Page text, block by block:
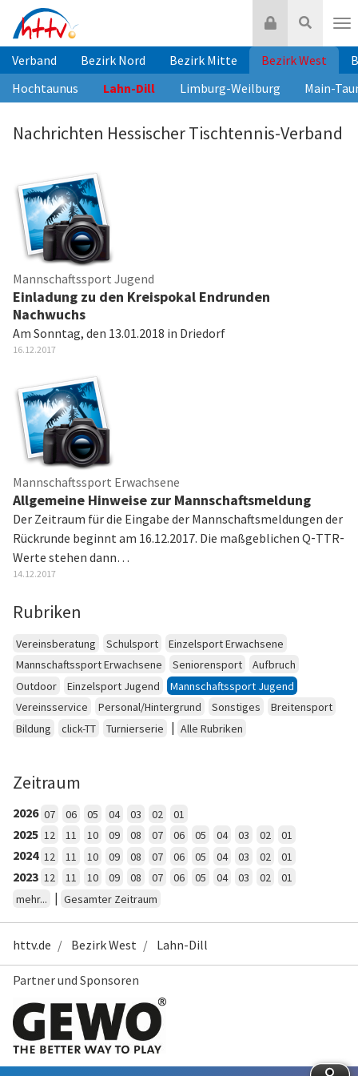
Inhalt
springen
Suche
Login
Verband Bezirk Nord Bezirk Mitte Bezirk West
Hochtaunus
Lahn-Dill Limburg-Weilburg Main-
Nachrichten Hessischer Tischtennis-Verband
Mannschaftssport Jugend
Einladung zu den Kreispokal Endrunden
Nachwuchs
Am Sonntag, den 13.01.2018 in Driedorf
16.12.2017
Mannschaftssport Erwachsene
Allgemeine Hinweise zur Mannschaftsmeldung
Der Zeitraum für die Eingabe der Mannschaftsmeldungen der
Rückrunde beginnt am 16.12.2017. Die maßgeblichen Q‐TTR‐
Werte stehen dann…
14.12.2017
Rubriken
Vereinsberatung Schulsport
Einzelsport Erwachsene
Mannschaftssport Erwachsene
Seniorensport
Aufbruch
Outdoor
Einzelsport Jugend
Mannschaftssport Jugend
Vereinsservice
Personal/Hintergrund Sonstiges
Breitensport
Bildung
click-TT Turnierserie | Alle Rubriken
Zeitraum
2026 07 06 05 04 03 02 01
2025 12 11 10 09 08 07 06 05 04 03 02 01
2024 12 11 10 09 08 07 06 05 04 03 02 01
2023 12 11 10 09 08 07 06 05 04 03 02
01
mehr...
| Gesamter Zeitraum
httv.de Bezirk West Lahn-Dill
Partner und Sponsoren